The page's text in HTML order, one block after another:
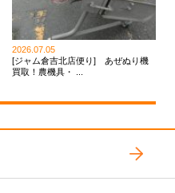
2026.07.05
[ジャム倉吉北店便り] あぜぬり機
買取！農機具・ ...